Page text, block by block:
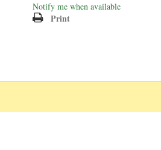
Notify me when available
Print